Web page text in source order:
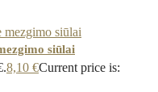
siūlai
8,10 €Current price is: